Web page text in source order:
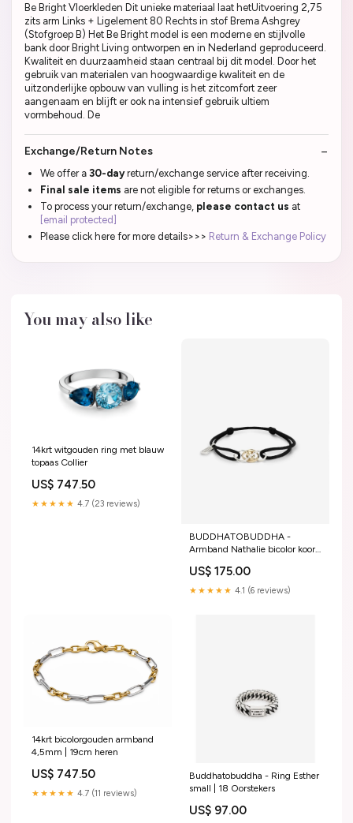
Be Bright Vloerkleden Dit unieke materiaal laat hetUitvoering 2,75
zits arm Links + Ligelement 80 Rechts in stof Brema Ashgrey
(Stofgroep B) Het Be Bright model is een moderne en stijlvolle
bank door Bright Living ontworpen en in Nederland geproduceerd.
Kwaliteit en duurzaamheid staan centraal bij dit model. Door het
gebruik van materialen van hoogwaardige kwaliteit en de
uitzonderlijke opbouw van vulling is het zitcomfort zeer
aangenaam en blijft er ook na intensief gebruik ultiem
vormbehoud. De
Exchange/Return Notes
We offer a 30-dayreturn/exchange service after receiving.
Final sale items are not eligible for returns or exchanges.
To process your return/exchange, please contact us at
[email protected]
Please click here for more details>>> Return & Exchange Policy
You may also like
14krt witgouden ring met blauw
topaas Collier
US$ 747.50
★★★★★ 4.7 (23 reviews)
BUDDHATOBUDDHA -
Armband Nathalie bicolor koord
US$ 175.00
★★★★★ 4.1 (6 reviews)
14krt bicolorgouden armband
4,5mm | 19cm heren
US$ 747.50
★★★★★ 4.7 (11 reviews)
Buddhatobuddha - Ring Esther
small | 18 Oorstekers
US$ 97.00